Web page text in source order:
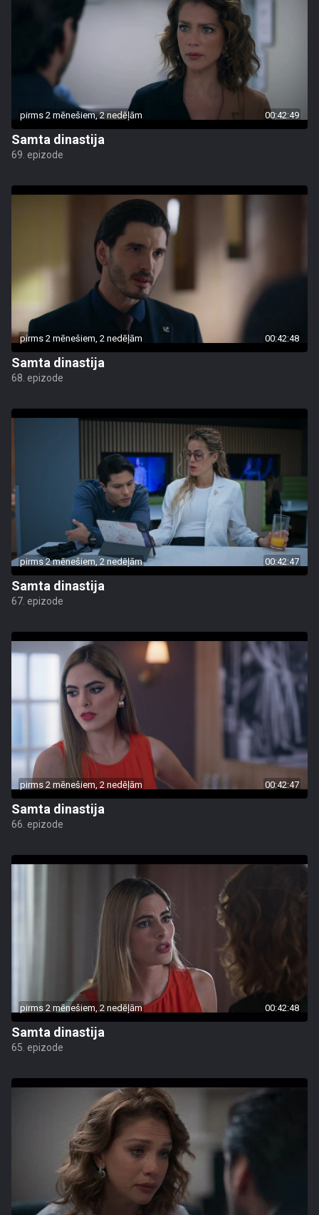
pirms 2 mēnešiem, 2 nedēļām 00:42:49
Samta dinastija
69. epizode
pirms 2 mēnešiem, 2 nedēļām 00:42:48
Samta dinastija
68. epizode
pirms 2 mēnešiem, 2 nedēļām 00:42:47
Samta dinastija
67. epizode
pirms 2 mēnešiem, 2 nedēļām 00:42:47
Samta dinastija
66. epizode
pirms 2 mēnešiem, 2 nedēļām 00:42:48
Samta dinastija
65. epizode